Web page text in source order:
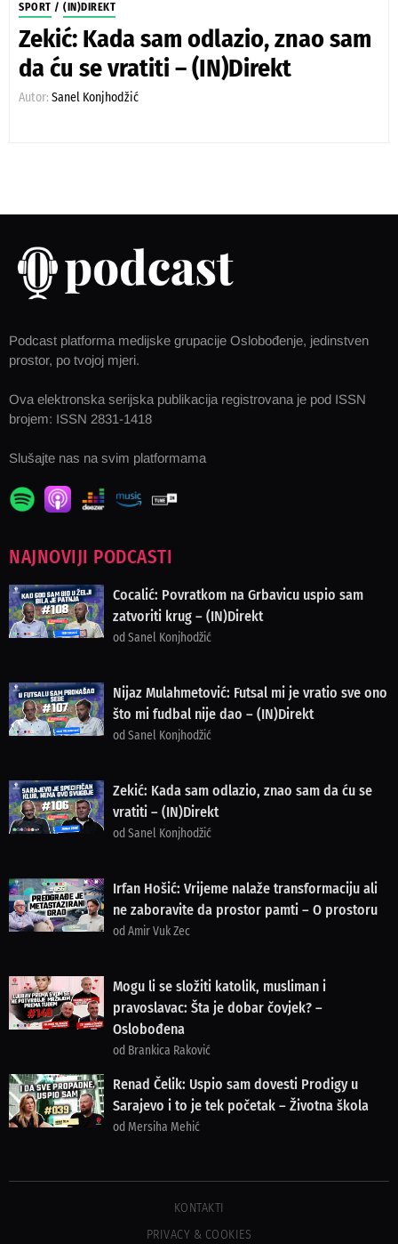
SPORT / (IN)DIREKT
Zekić: Kada sam odlazio, znao sam
da ću se vratiti – (IN)Direkt
Autor: Sanel Konjhodžić
Podcast platforma medijske grupacije Oslobođenje, jedinstven
prostor, po tvojoj mjeri.
Ova elektronska serijska publikacija registrovana je pod ISSN
brojem: ISSN 2831-1418
Slušajte nas na svim platformama
NAJNOVIJI PODCASTI
Cocalić: Povratkom na Grbavicu uspio sam
zatvoriti krug – (IN)Direkt
od Sanel Konjhodžić
Nijaz Mulahmetović: Futsal mi je vratio sve ono
što mi fudbal nije dao – (IN)Direkt
od Sanel Konjhodžić
Zekić: Kada sam odlazio, znao sam da ću se
vratiti – (IN)Direkt
od Sanel Konjhodžić
Irfan Hošić: Vrijeme nalaže transformaciju ali
ne zaboravite da prostor pamti – O prostoru
od Amir Vuk Zec
Mogu li se složiti katolik, musliman i
pravoslavac: Šta je dobar čovjek? –
Oslobođena
od Brankica Raković
Renad Čelik: Uspio sam dovesti Prodigy u
Sarajevo i to je tek početak – Životna škola
od Mersiha Mehić
KONTAKTI
PRIVACY & COOKIES